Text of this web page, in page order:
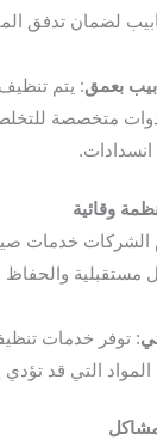
لضمان تدفق
بعمق: يتم
متخصصة
انسدادات.
وقائية
الشركات خدمات
والحفاظ
: توفر خدمات
التي قد تؤدي